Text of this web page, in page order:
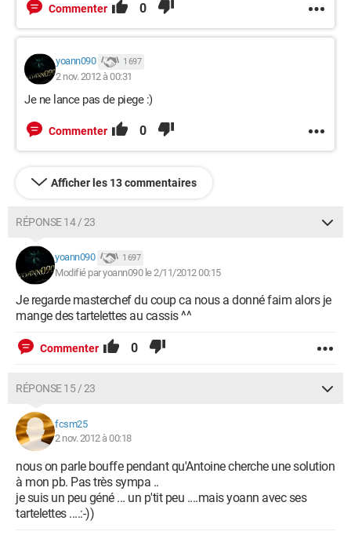
Commenter 0
yoann090 1 697
2 nov. 2012 à 00:31
Je ne lance pas de piege :)
Commenter 0
Afficher les 13 commentaires
RÉPONSE 14 / 23
yoann090 1 697
Modifié par yoann090 le 2/11/2012 00:15
Je regarde masterchef du coup ca nous a donné faim alors je
mange des tartelettes au cassis ^^
Commenter 0
RÉPONSE 15 / 23
fcsm25
2 nov. 2012 à 00:18
nous on parle bouffe pendant qu'Antoine cherche une solution
à mon pb. Pas très sympa ..
je suis un peu géné ... un p'tit peu ....mais yoann avec ses
tartelettes ....:-))